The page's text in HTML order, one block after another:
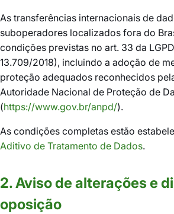
As transferências internacionais de
suboperadores localizados fora do
condições previstas no art. 33 da
13.709/2018), incluindo a adoção de
proteção adequados reconhecidos
Autoridade Nacional de Proteção de
(https://www.gov.br/anpd/).
As condições completas estão
Aditivo de Tratamento de Dados.
2. Aviso de alterações e
oposição